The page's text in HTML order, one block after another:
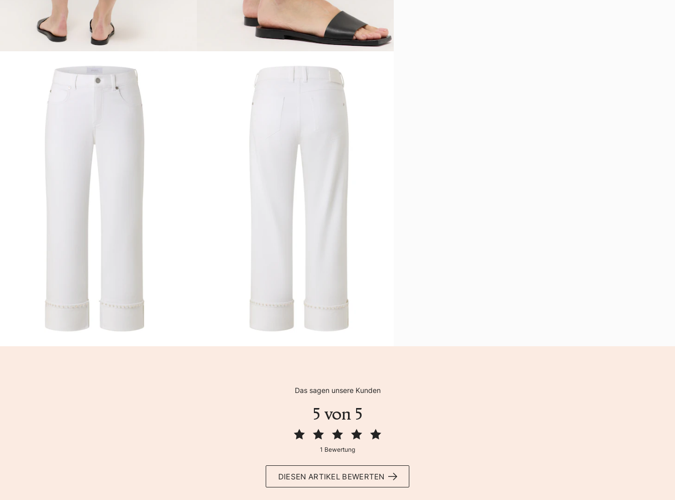
Das sagen unsere Kunden
5 von 5
1 Bewertung
DIESEN ARTIKEL BEWERTEN